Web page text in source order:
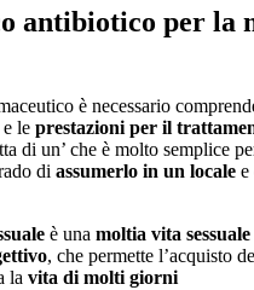
antibiotico per la
è necessario
e le prestazioni per il
di un’ che è molto semplice
di assumerlo in un locale e
è una moltia vita sessuale
, che permette l’acquisto
la vita di molti giorni